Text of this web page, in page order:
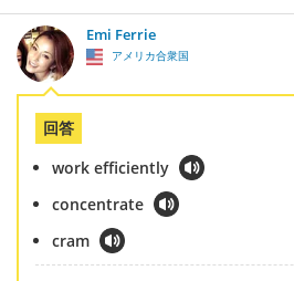
Emi Ferrie
アメリカ合衆国
回答
work efficiently
concentrate
cram